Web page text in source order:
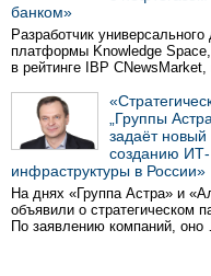
банком»
Разработчик
платформы Knowledge
в рейтинге IBP
„Группы
задаёт новый
созданию ИТ-
инфраструктуры в России»
На днях «Группа Астра» и
объявили о стратегическом
По заявлению компаний,